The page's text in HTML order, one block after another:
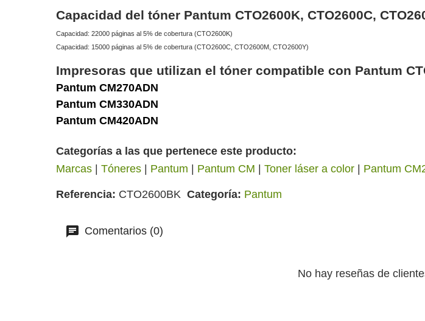
Capacidad del tóner Pantum CTO2600K, CTO2600C,
Capacidad: 22000 páginas al 5% de cobertura (CTO2600K)
Capacidad: 15000 páginas al 5% de cobertura (CTO2600C, CTO2600M, CTO2600Y)
Impresoras que utilizan el tóner compatible con Pantum
Pantum CM270ADN
Pantum CM330ADN
Pantum CM420ADN
Categorías a las que pertenece este producto:
Marcas
Tóneres Pantum Pantum CM Toner láser a color Pantum
Referencia CTO2600BK Categoría Pantum
Comentarios (0)
No hay reseñas de